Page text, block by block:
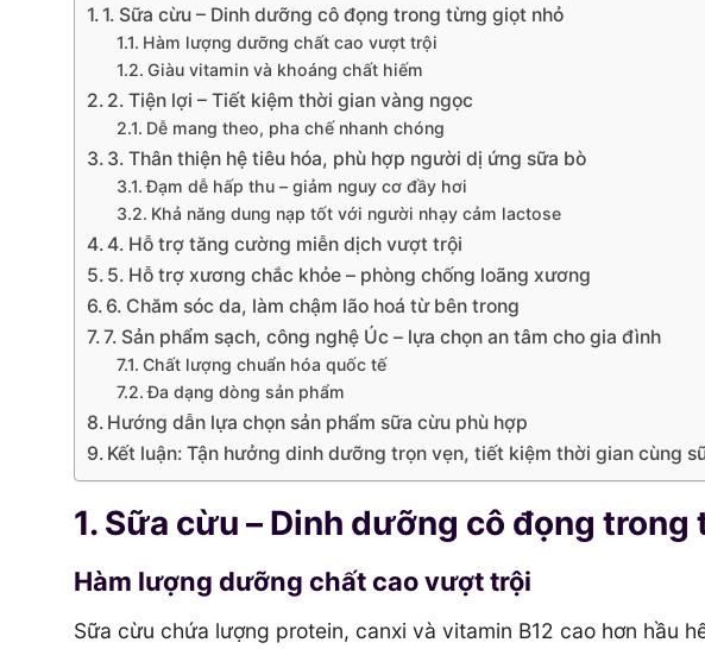
1. Sữa cừu – Dinh dưỡng cô đọng trong từng giọt nhỏ
Hàm lượng dưỡng chất cao vượt trội
Giàu vitamin và khoáng chất hiếm
2. Tiện lợi – Tiết kiệm thời gian vàng ngọc
Dễ mang theo, pha chế nhanh chóng
3. Thân thiện hệ tiêu hóa, phù hợp người dị ứng sữa bò
Đạm dễ hấp thu – giảm nguy cơ đầy hơi
Khả năng dung nạp tốt với người nhạy cảm lactose
4. Hỗ trợ tăng cường miễn dịch vượt trội
5. Hỗ trợ xương chắc khỏe – phòng chống loãng xương
6. Chăm sóc da, làm chậm lão hoá từ bên trong
7. Sản phẩm sạch, công nghệ Úc – lựa chọn an tâm cho gia đình
Chất lượng chuẩn hóa quốc tế
Đa dạng dòng sản phẩm
Hướng dẫn lựa chọn sản phẩm sữa cừu phù hợp
Kết luận: Tận hưởng dinh dưỡng trọn vẹn, tiết kiệm thời gian cùng
1. Sữa cừu – Dinh dưỡng cô đọng
Hàm lượng dưỡng chất cao vượt trội
Sữa cừu chứa lượng protein, canxi và vitamin B12 cao hơn hầu